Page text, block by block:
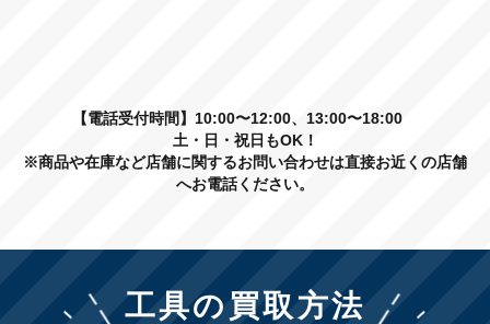
【電話受付時間】10:00〜12:00、13:00〜18:00
土・日・祝日もOK！
※商品や在庫など店舗に関するお問い合わせは直接お近くの店舗
へお電話ください。
工具の買取方法